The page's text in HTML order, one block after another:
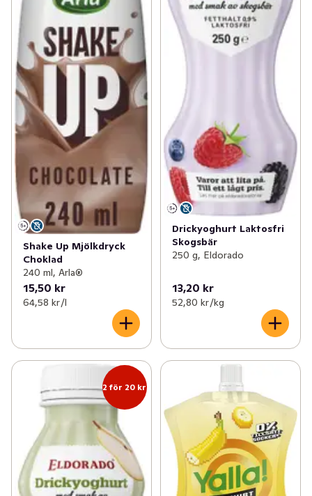
Shake Up Mjölkdryck
Choklad
240 ml, Arla®
15,50 kr
64,58 kr /l
Drickyoghurt Laktosfri
Skogsbär
250 g, Eldorado
13,20 kr
52,80 kr /kg
2 för 20 kr